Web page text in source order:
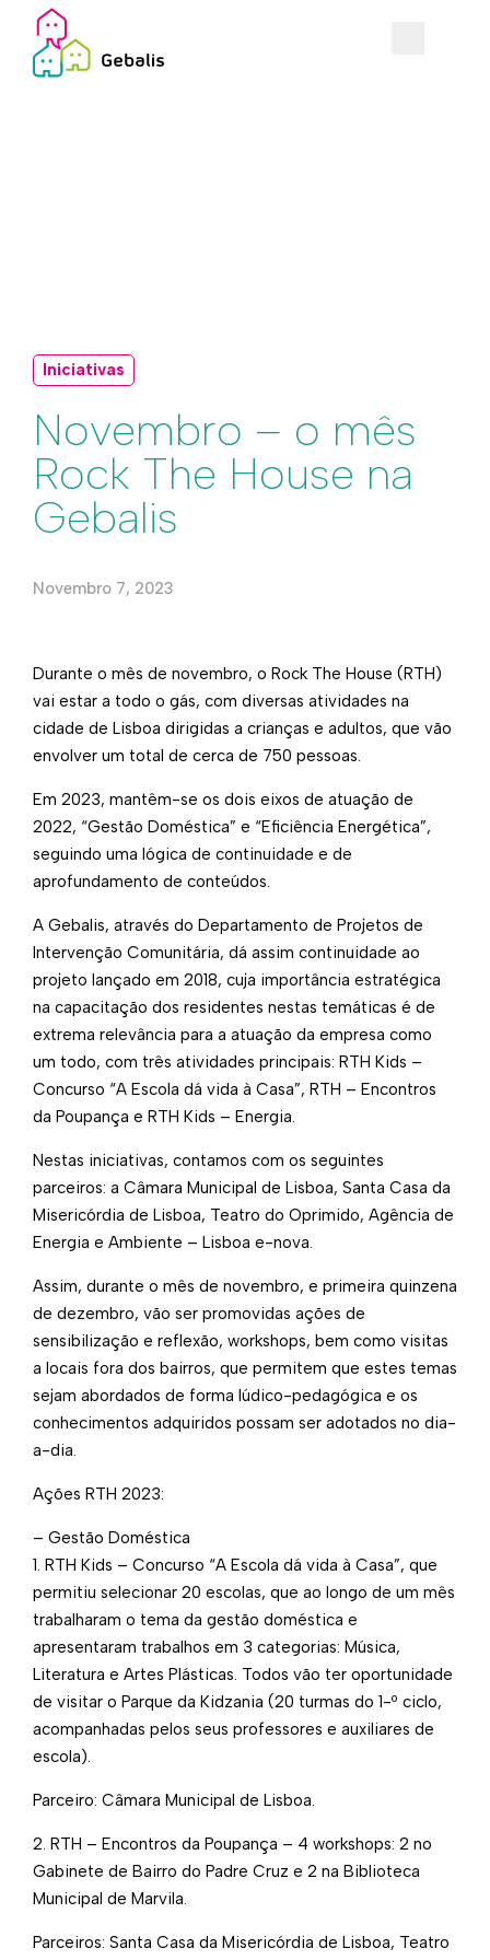
Iniciativas
Novembro – o mês
Rock The House na
Gebalis
Novembro 7, 2023
Durante o mês de novembro, o Rock The House (RTH)
vai estar a todo o gás, com diversas atividades na
cidade de Lisboa dirigidas a crianças e adultos, que vão
envolver um total de cerca de 750 pessoas.
Em 2023, mantêm-se os dois eixos de atuação de
2022, “Gestão Doméstica” e “Eficiência Energética”,
seguindo uma lógica de continuidade e de
aprofundamento de conteúdos.
A Gebalis, através do Departamento de Projetos de
Intervenção Comunitária, dá assim continuidade ao
projeto lançado em 2018, cuja importância estratégica
na capacitação dos residentes nestas temáticas é de
extrema relevância para a atuação da empresa como
um todo, com três atividades principais: RTH Kids –
Concurso “A Escola dá vida à Casa”, RTH – Encontros
da Poupança e RTH Kids – Energia.
Nestas iniciativas, contamos com os seguintes
parceiros: a Câmara Municipal de Lisboa, Santa Casa da
Misericórdia de Lisboa, Teatro do Oprimido, Agência de
Energia e Ambiente – Lisboa e-nova.
Assim, durante o mês de novembro, e primeira quinzena
de dezembro, vão ser promovidas ações de
sensibilização e reflexão, workshops, bem como visitas
a locais fora dos bairros, que permitem que estes temas
sejam abordados de forma lúdico-pedagógica e os
conhecimentos adquiridos possam ser adotados no dia-
a-dia.
Ações RTH 2023:
– Gestão Doméstica
1. RTH Kids – Concurso “A Escola dá vida à Casa”, que
permitiu selecionar 20 escolas, que ao longo de um mês
trabalharam o tema da gestão doméstica e
apresentaram trabalhos em 3 categorias: Música,
Literatura e Artes Plásticas. Todos vão ter oportunidade
de visitar o Parque da Kidzania (20 turmas do 1-º ciclo,
acompanhadas pelos seus professores e auxiliares de
escola).
Parceiro: Câmara Municipal de Lisboa.
2. RTH – Encontros da Poupança – 4 workshops: 2 no
Gabinete de Bairro do Padre Cruz e 2 na Biblioteca
Municipal de Marvila.
Parceiros: Santa Casa da Misericórdia de Lisboa, Teatro